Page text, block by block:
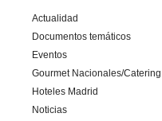
Actualidad
Documentos temáticos
Eventos
Gourmet Nacionales/Catering
Hoteles Madrid
Noticias